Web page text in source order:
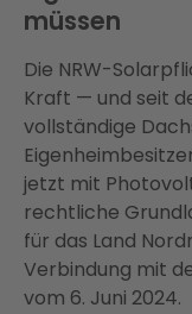
müssen
Die NRW-
Kraft — und seit
vollständige
jetzt mit
rechtliche
für das Land
Verbindung mit
vom 6. Juni 2024.